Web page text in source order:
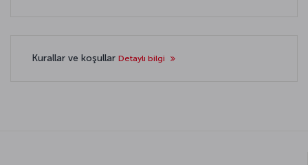
Kurallar ve koşullar Detaylı bilgi